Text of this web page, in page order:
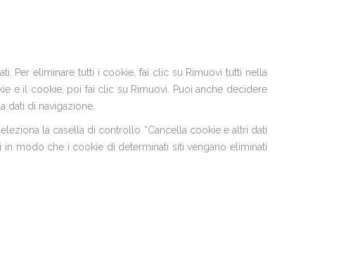
Per eliminare tutti i cookie, fai clic su Rimuovi tutti nella
e il cookie, poi fai clic su Rimuovi. Puoi anche decidere
dati di navigazione.
la casella di controllo “Cancella cookie e altri dati
modo che i cookie di determinati siti vengano eliminati